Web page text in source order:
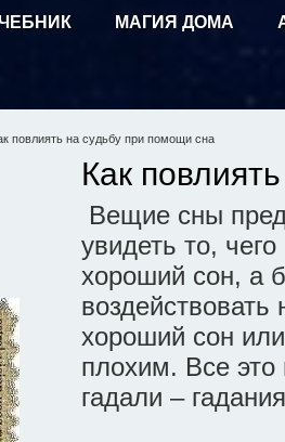
МАГИЯ ДОМА
повлиять на судьбу при помощи сна
Как
Вещие сны
увидеть то,
хороший сон, а
воздействовать
хороший сон
плохим. Все
гадали –